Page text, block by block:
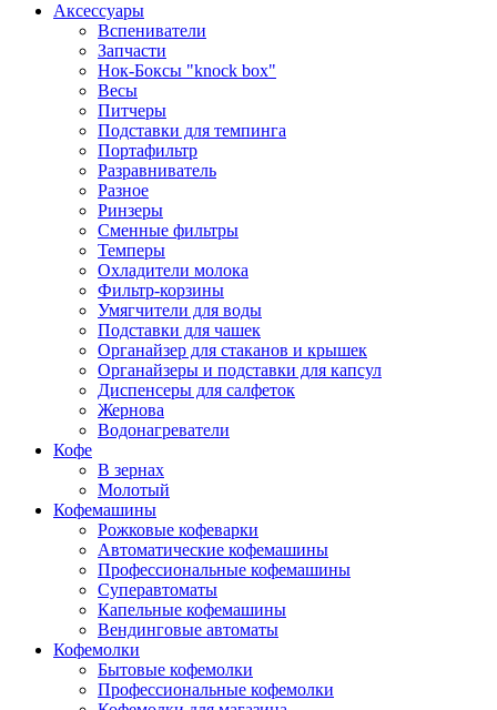
Аксессуары
Вспениватели
Запчасти
Нок-Боксы "knock box"
Весы
Питчеры
Подставки для темпинга
Портафильтр
Разравниватель
Разное
Ринзеры
Сменные фильтры
Темперы
Охладители молока
Фильтр-корзины
Умягчители для воды
Подставки для чашек
Органайзер для стаканов и крышек
Органайзеры и подставки для капсул
Диспенсеры для салфеток
Жернова
Водонагреватели
Кофе
В зернах
Молотый
Кофемашины
Рожковые кофеварки
Автоматические кофемашины
Профессиональные кофемашины
Суперавтоматы
Капельные кофемашины
Вендинговые автоматы
Кофемолки
Бытовые кофемолки
Профессиональные кофемолки